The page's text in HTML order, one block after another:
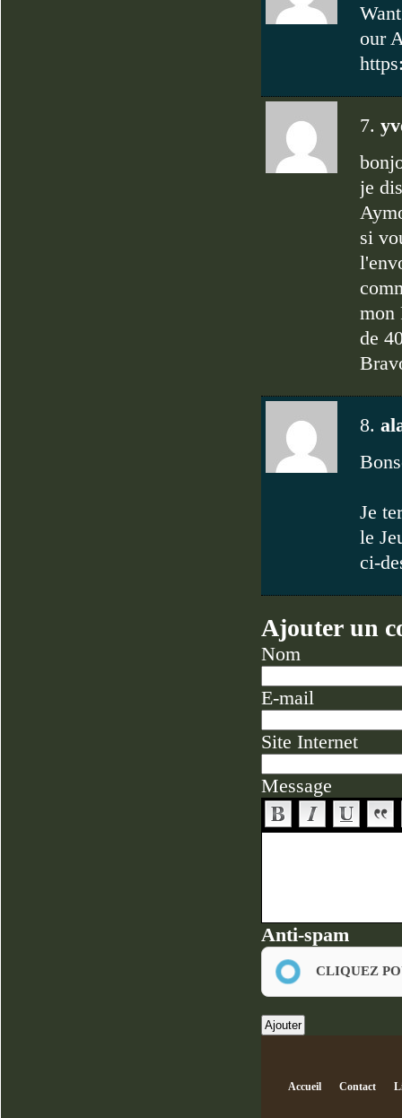
our
7.
je
si
mon
de
8.
Je
le
ci-
Ajouter un
Nom
E-mail
Site Internet
Message
Anti-spam
CLIQUEZ
Accueil Contact